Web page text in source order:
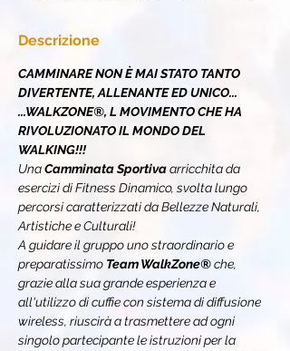
Descrizione
CAMMINARE NON È MAI STATO TANTO
DIVERTENTE, ALLENANTE ED UNICO...
...WALKZONE®, L MOVIMENTO CHE HA
RIVOLUZIONATO IL MONDO DEL
WALKING!!!
Una Camminata Sportiva arricchita da
esercizi di Fitness Dinamico, svolta lungo
percorsi caratterizzati da Bellezze Naturali,
Artistiche e Culturali!
A guidare il gruppo uno straordinario e
preparatissimo Team WalkZone® che,
grazie alla sua grande esperienza e
all'utilizzo di cuffie con sistema di diffusione
wireless, riuscirà a trasmettere ad ogni
singolo partecipante le istruzioni per la